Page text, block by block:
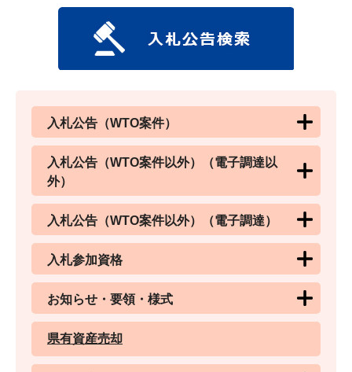
入札公告（WTO案件）
入札公告（WTO案件以外）（電子調達以
外）
入札公告（WTO案件以外）（電子調達）
入札参加資格
お知らせ・要領・様式
県有資産売却